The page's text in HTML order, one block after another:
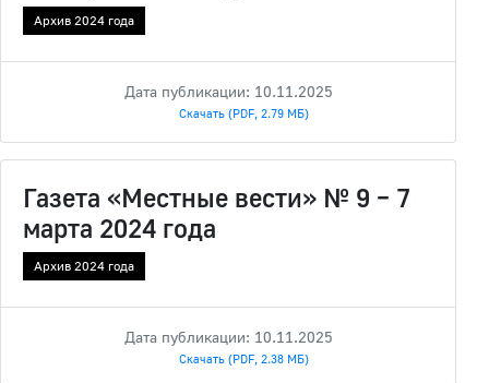
Архив 2024 года
Дата публикации: 10.11.2025
Скачать (PDF, 2.79 МБ)
Газета «Местные вести» № 9 – 7
марта 2024 года
Архив 2024 года
Дата публикации: 10.11.2025
Скачать (PDF, 2.38 МБ)